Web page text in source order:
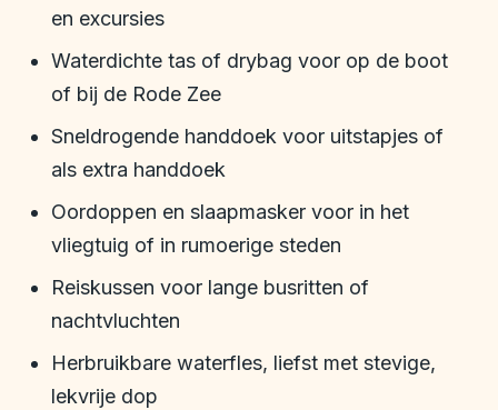
en excursies
Waterdichte tas of drybag voor op de boot
of bij de Rode Zee
Sneldrogende handdoek voor uitstapjes of
als extra handdoek
Oordoppen en slaapmasker voor in het
vliegtuig of in rumoerige steden
Reiskussen voor lange busritten of
nachtvluchten
Herbruikbare waterfles, liefst met stevige,
lekvrije dop